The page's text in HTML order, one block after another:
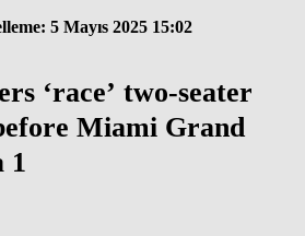
5 Mayıs 2025 15:02
‘race’ two-seater
Miami Grand
1